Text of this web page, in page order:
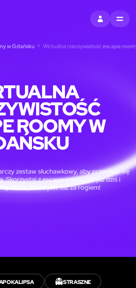
ZALOGUJ SIĘ
MENU
w Gdańsku Wirtualna rzeczywistość escape
ROOMY W
zestaw słuchawkowy, aby przenieść się
Skorzystaj z escape roomu VR już dziś i
która jest tuż za rogiem!
👻STRASZNE